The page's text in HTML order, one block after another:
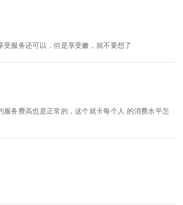
服务还可以，但是享受嫩，就不要想了
务费高也是正常的，这个就卡每个人 的消费水平怎